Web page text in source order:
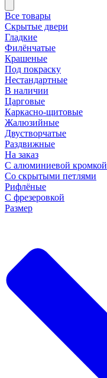
Все товары
Скрытые двери
Гладкие
Филёнчатые
Крашеные
Под покраску
Нестандартные
В наличии
Царговые
Каркасно-щитовые
Жалюзийные
Двустворчатые
Раздвижные
На заказ
С алюминиевой кромкой
Со скрытыми петлями
Рифлёные
С фрезеровкой
Размер